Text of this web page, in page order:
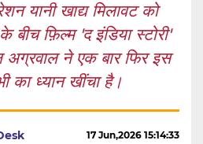
यानी खाद्य मिलावट को
फ़िल्म 'द इंडिया स्टोरी'
ने एक बार फिर इस
का ध्यान खींचा है।
17 Jun,2026 15:14:33